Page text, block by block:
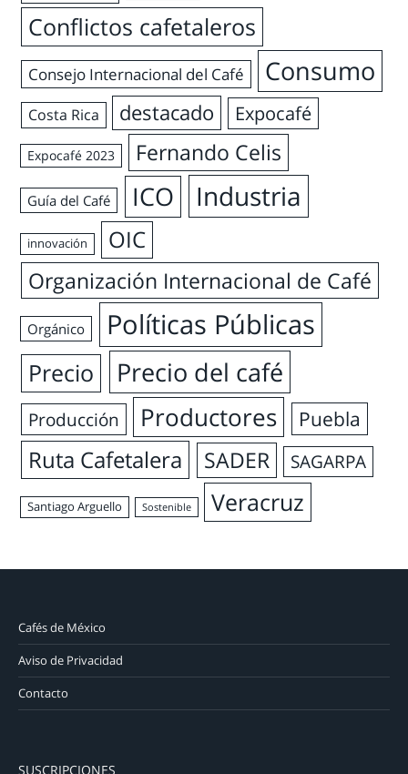
Conflictos cafetaleros
Consejo Internacional del Café Consumo
Costa Rica destacado Expocafé
Expocafé 2023 Fernando Celis
Guía del Café ICO Industria
innovación
OIC
Organización Internacional de Café
Orgánico Políticas Públicas
Precio Precio del café
Producción Productores Puebla
Ruta Cafetalera SADER SAGARPA
Santiago Arguello Sostenible Veracruz
Cafés de México
Aviso de Privacidad
Contacto
SUSCRIPCIONES